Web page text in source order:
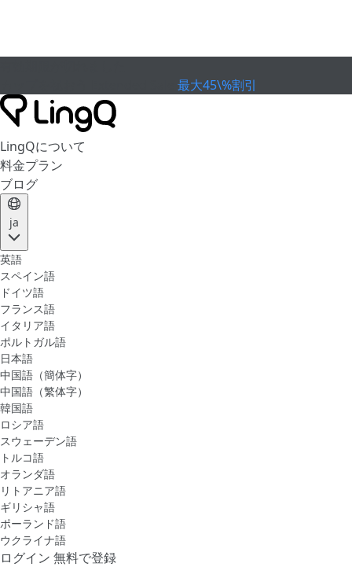
最大45\%割引
LingQについて
料金プラン
ブログ
ja
英語
スペイン語
ドイツ語
フランス語
イタリア語
ポルトガル語
日本語
中国語（簡体字）
中国語（繁体字）
韓国語
ロシア語
スウェーデン語
トルコ語
オランダ語
リトアニア語
ギリシャ語
ポーランド語
ウクライナ語
ログイン 無料で登録